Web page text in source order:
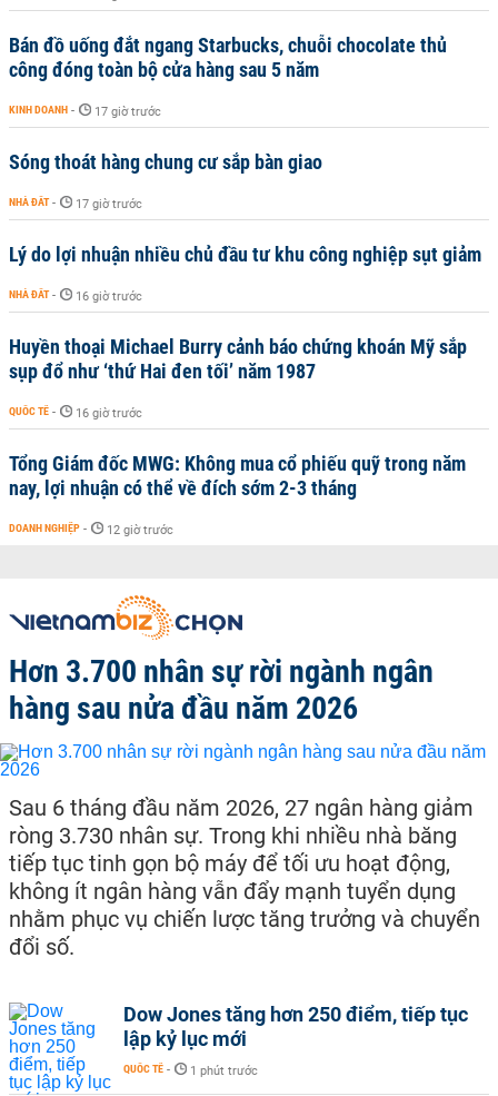
Bán đồ uống đắt ngang Starbucks, chuỗi chocolate thủ
công đóng toàn bộ cửa hàng sau 5 năm
KINH DOANH - 17 giờ trước
Sóng thoát hàng chung cư sắp bàn giao
NHÀ ĐẤT - 17 giờ trước
Lý do lợi nhuận nhiều chủ đầu tư khu công nghiệp sụt giảm
NHÀ ĐẤT - 16 giờ trước
Huyền thoại Michael Burry cảnh báo chứng khoán Mỹ sắp
sụp đổ như ‘thứ Hai đen tối’ năm 1987
QUỐC TẾ - 16 giờ trước
Tổng Giám đốc MWG: Không mua cổ phiếu quỹ trong năm
nay, lợi nhuận có thể về đích sớm 2-3 tháng
DOANH NGHIỆP - 12 giờ trước
Hơn 3.700 nhân sự rời ngành ngân
hàng sau nửa đầu năm 2026
Sau 6 tháng đầu năm 2026, 27 ngân hàng giảm
ròng 3.730 nhân sự. Trong khi nhiều nhà băng
tiếp tục tinh gọn bộ máy để tối ưu hoạt động,
không ít ngân hàng vẫn đẩy mạnh tuyển dụng
nhằm phục vụ chiến lược tăng trưởng và chuyển
đổi số.
Dow Jones tăng hơn 250 điểm, tiếp tục
lập kỷ lục mới
QUỐC TẾ - 1 phút trước